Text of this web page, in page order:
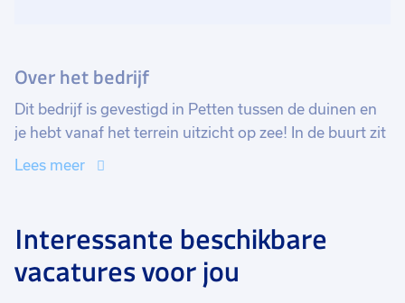
Over het bedrijf
Dit bedrijf is gevestigd in Petten tussen de duinen en
je hebt vanaf het terrein uitzicht op zee! In de buurt zit
een lekkere viskraam en in de pauze kan je een mooie
lichaam te detecteren. Dus een zeer waardevolle
functie waar jij bij mag ondersteunen!
Lees meer
Interessante beschikbare
vacatures voor jou